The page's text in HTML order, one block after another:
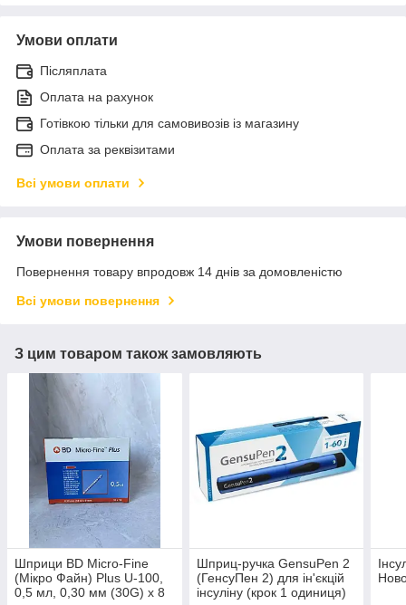
Умови оплати
Післяплата
Оплата на рахунок
Готівкою тільки для самовивозів із магазину
Оплата за реквізитами
Всі умови оплати
Умови повернення
Повернення товару впродовж 14 днів за домовленістю
Всі умови повернення
З цим товаром також замовляють
Шприци BD Micro-Fine
(Мікро Файн) Plus U-100,
0,5 мл, 0,30 мм (30G) х 8
Шприц-ручка GensuPen 2
(ГенсуПен 2) для ін'єкцій
інсуліну (крок 1 одиниця)